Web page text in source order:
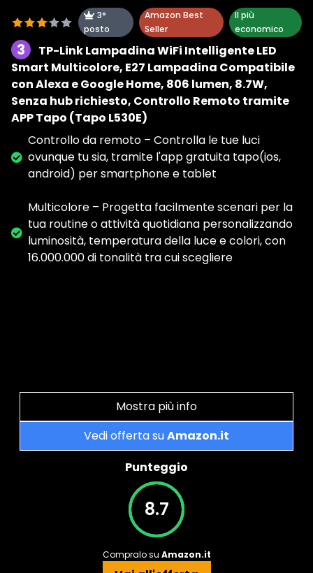
3°
posto
Amazon Best
Seller
Il più
economico
3
TP-Link Lampadina WiFi Intelligente LED
Smart Multicolore, E27 Lampadina Compatibile
con Alexa e Google Home, 806 lumen, 8.7W,
Senza hub richiesto, Controllo Remoto tramite
APP Tapo (Tapo L530E)
Controllo da remoto – Controlla le tue luci
ovunque tu sia, tramite l'app gratuita tapo(ios,
android) per smartphone e tablet
Multicolore – Progetta facilmente scenari per la
tua routine o attività quotidiana personalizzando
luminosità, temperatura della luce e colori, con
16.000.000 di tonalità tra cui scegliere
Mostra più info
Vedi offerta suAmazon.it
Punteggio
8.7
Compralo su Amazon.it